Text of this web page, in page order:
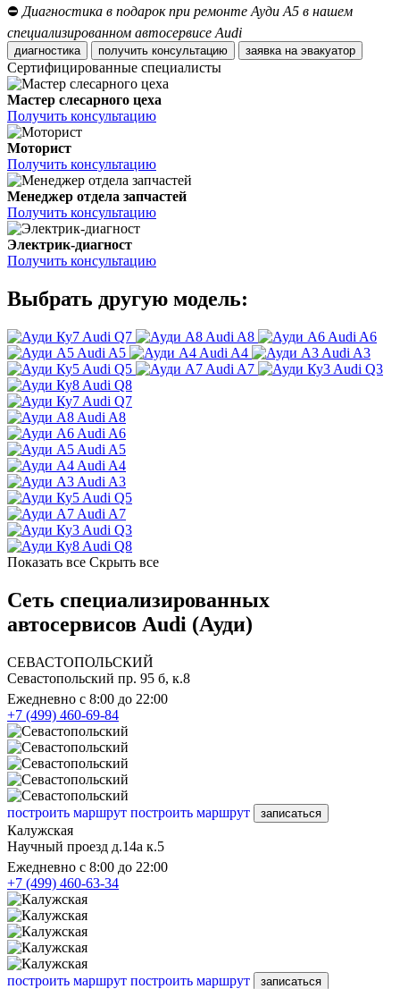
⛔ Диагностика в подарок при ремонте Ауди А5 в нашем
специализированном автосервисе Audi
диагностика получить консультацию заявка на эвакуатор
Сертифицированные специалисты
Мастер слесарного цеха
Получить консультацию
Моторист
Получить консультацию
Менеджер отдела запчастей
Получить консультацию
Электрик-диагност
Получить консультацию
Выбрать другую модель:
Audi Q7 Audi A8
Audi A6
Audi A5
Audi A4
Audi A3
Audi Q5
Audi A7
Audi Q3
Audi Q8
Audi Q7
Audi A8
Audi A6
Audi A5
Audi A4
Audi A3
Audi Q5
Audi A7
Audi Q3
Audi Q8
Показать все Скрыть все
Сеть специализированных
автосервисов Audi (Ауди)
СЕВАСТОПОЛЬСКИЙ
Севастопольский пр. 95 б, к.8
Ежедневно с 8:00 до 22:00
+7 (499) 460-69-84
построить маршрут построить маршрут записаться
Калужская
Научный проезд д.14а к.5
Ежедневно с 8:00 до 22:00
+7 (499) 460-63-34
построить маршрут построить маршрут записаться